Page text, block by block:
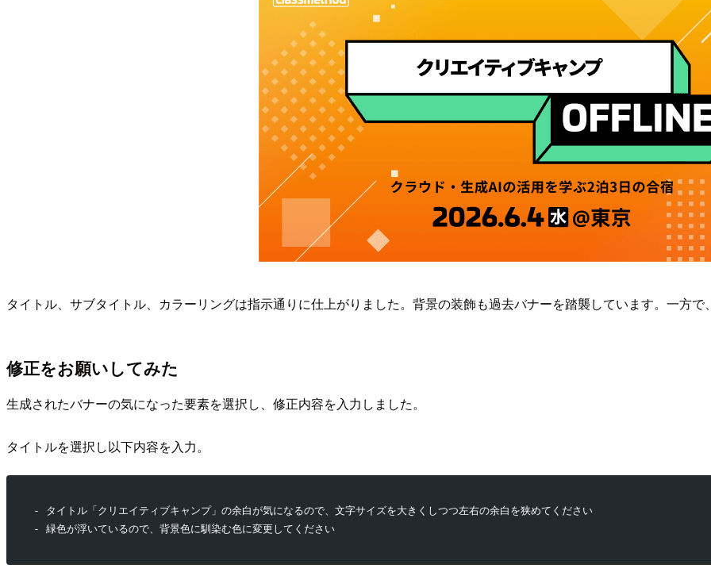
タイトル、サブタイトル、カラーリングは指示通りに仕上がりました。背景の装飾も過去バナーを踏襲しています。一方で
修正をお願いしてみた
生成されたバナーの気になった要素を選択し、修正内容を入力しました。
タイトルを選択し以下内容を入力。
- タイトル「クリエイティブキャンプ」の余白が気になるので、文字サイズを大きくしつつ左右の余白を狭めてください
- 緑色が浮いているので、背景色に馴染む色に変更してください